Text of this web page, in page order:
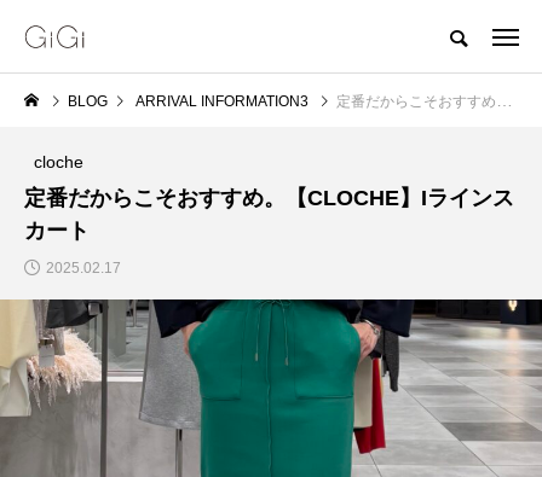
BLOG ARRIVAL INFORMATION3 定番だからこそおすすめ。【CLOCHE】Iラインスカート
cloche
定番だからこそおすすめ。【CLOCHE】Iラインス
カート
2025.02.17